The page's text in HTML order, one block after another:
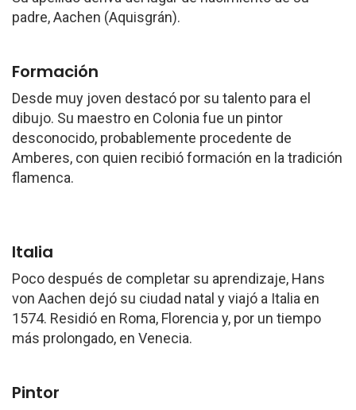
padre, Aachen (Aquisgrán).
Formación
Desde muy joven destacó por su talento para el
dibujo. Su maestro en Colonia fue un pintor
desconocido, probablemente procedente de
Amberes, con quien recibió formación en la tradición
flamenca.
Italia
Poco después de completar su aprendizaje, Hans
von Aachen dejó su ciudad natal y viajó a Italia en
1574. Residió en Roma, Florencia y, por un tiempo
más prolongado, en Venecia.
Pintor